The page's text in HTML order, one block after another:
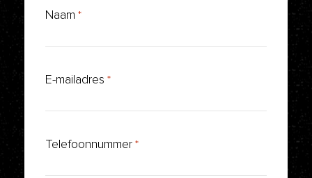
Naam *
E-mailadres *
Telefoonnummer *